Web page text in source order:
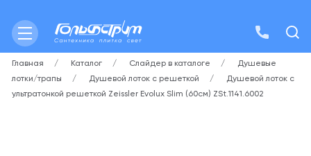
Главная Каталог Слайдер в каталоге
Душевые
лотки/трапы
Душевой лоток с решеткой
Душевой лоток с
ультратонкой решеткой Zeissler Evolux Slim (60см) ZSt.1141.6002